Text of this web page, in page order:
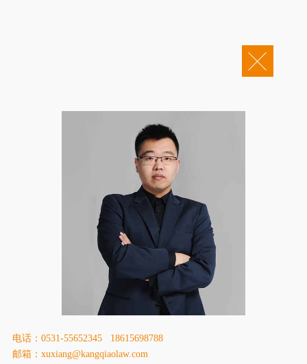
康桥人员
新闻动态
康桥党建
业务领域
社会责任
康桥法治研究院
康桥出版
电话：0531-55652345 18615698788
邮箱：xuxiang@kangqiaolaw.com
Copyright © 2011-2026 康桥律师事务所